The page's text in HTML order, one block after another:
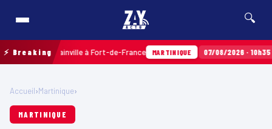
🔍
⚡ Breaking
Terres Sainville à Fort-de-France MARTINIQUE 07/08/2026 · 10h35
Accueil›Martinique›
MARTINIQUE